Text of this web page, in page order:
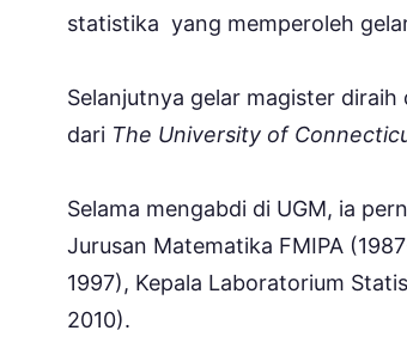
statistika yang memperoleh
Selanjutnya gelar magister diraih
dari The University of
Selama mengabdi di UGM, ia
Jurusan Matematika FMIPA
1997), Kepala Laboratorium
2010).